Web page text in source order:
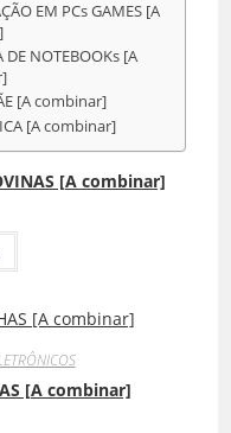
EM PCs GAMES [A
DE NOTEBOOKs [A
[A combinar]
[A combinar]
[A combinar]
[A combinar]